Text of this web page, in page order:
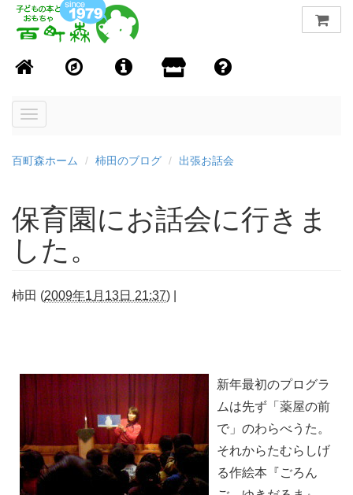
Toggle
百町森ホーム 柿田のブログ 出張お話会
保育園にお話会に行きま
した。
柿田 (2009年1月13日 21:37)
新年最初のプログラ
ムは先ず「薬屋の前
で」のわらべうた。
それからたむらしげ
る作絵本『ごろん